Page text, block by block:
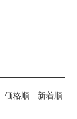
価格順 新着順